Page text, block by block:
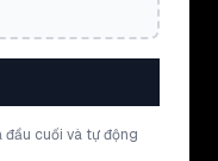
đầu cuối và tự động